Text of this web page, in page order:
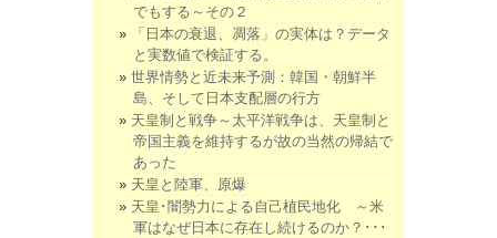
でもする～その２
「日本の衰退、凋落」の実体は？データ
と実数値で検証する。
世界情勢と近未来予測：韓国・朝鮮半
島、そして日本支配層の行方
天皇制と戦争～太平洋戦争は、天皇制と
帝国主義を維持するが故の当然の帰結で
あった
天皇と陸軍、原爆
天皇･闇勢力による自己植民地化 ～米
軍はなぜ日本に存在し続けるのか？･･･